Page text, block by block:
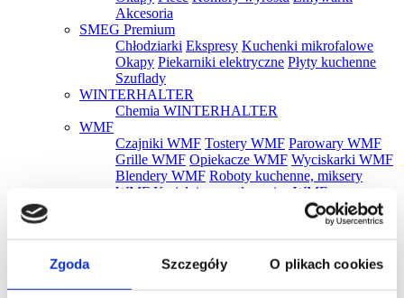
Zgoda Szczegóły O plikach cookies
Akcesoria
SMEG Premium
Chłodziarki Ekspresy Kuchenki mikrofalowe
Okapy Piekarniki elektryczne Płyty kuchenne
Szuflady
WINTERHALTER
Chemia WINTERHALTER
WMF
Czajniki WMF Tostery WMF Parowary WMF
Grille WMF Opiekacze WMF Wyciskarki WMF
Blendery WMF Roboty kuchenne, miksery
WMF Krajalnice, szatkownice WMF
Maszynki do lodów WMF
Jajowary WMF Młynki
do kawy WMF Młynki do kawy WMF Płyty
indukcyjne WMF
Urządzenia do suszenia i
gotowania WMF Cooler na wino WMF
Pakowarki i zgrzewarki WMF Naleśnikarki